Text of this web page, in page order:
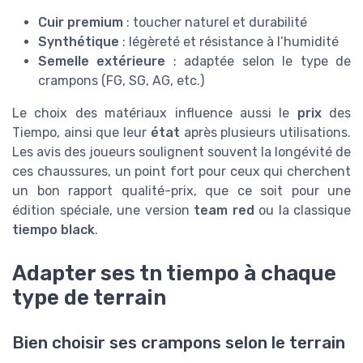
Cuir premium : toucher naturel et durabilité
Synthétique : légèreté et résistance à l’humidité
Semelle extérieure : adaptée selon le type de
crampons (FG, SG, AG, etc.)
Le choix des matériaux influence aussi le prixdes
Tiempo, ainsi que leur état après plusieurs utilisations.
Les avis des joueurs soulignent souvent la longévité de
ces chaussures, un point fort pour ceux qui cherchent
un bon rapport qualité-prix, que ce soit pour une
édition spéciale, une version team red ou la classique
tiempo black.
Adapter ses tn tiempo à chaque
type de terrain
Bien choisir ses crampons selon le terrain